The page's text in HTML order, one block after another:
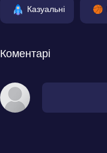
Казуальні
Коментарі